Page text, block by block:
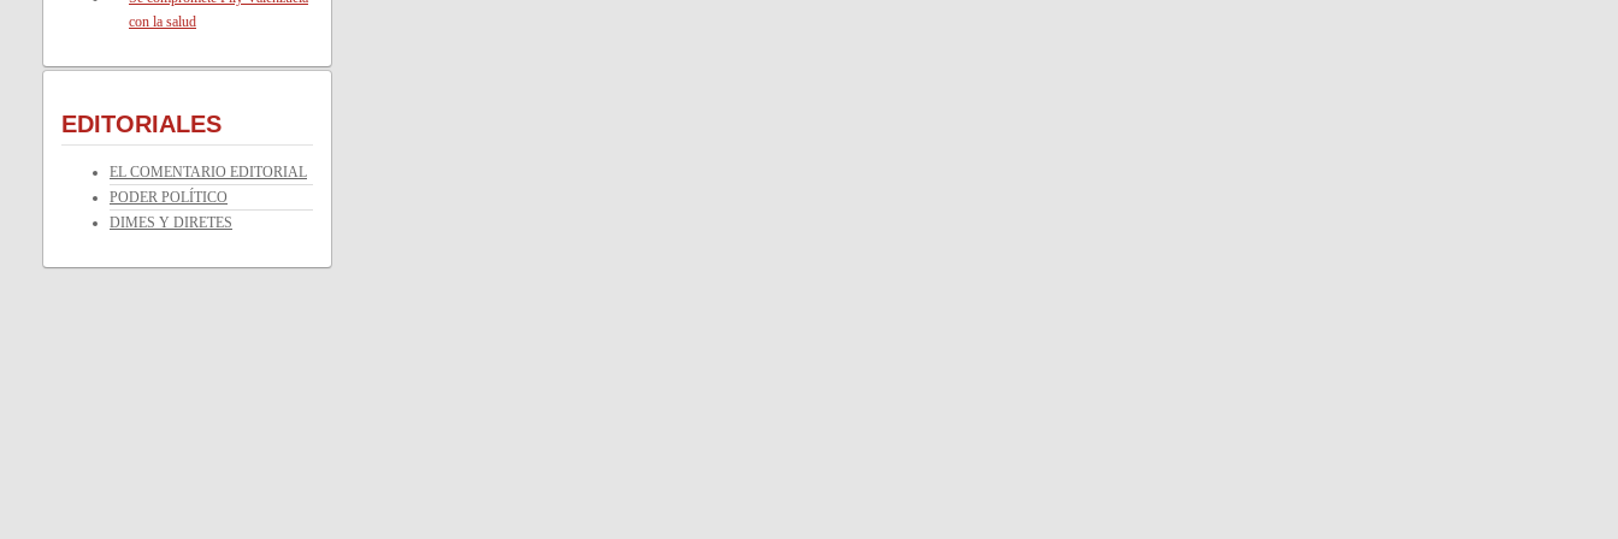
con la salud
EDITORIALES
EL COMENTARIO EDITORIAL
PODER POLÍTICO
DIMES Y DIRETES